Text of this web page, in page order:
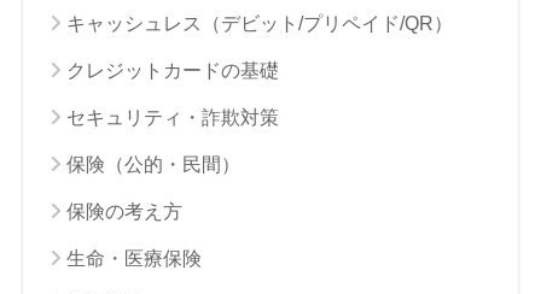
キャッシュレス（デビット/プリペイド/QR）
クレジットカードの基礎
セキュリティ・詐欺対策
保険（公的・民間）
保険の考え方
生命・医療保険